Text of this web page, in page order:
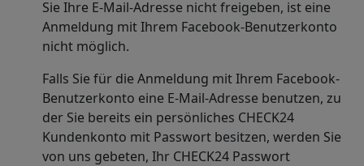
Sie Ihre E-Mail-Adresse nicht freigeben, ist eine
Anmeldung mit Ihrem Facebook-Benutzerkonto
nicht möglich.
Falls Sie für die Anmeldung mit Ihrem Facebook-
Benutzerkonto eine E-Mail-Adresse benutzen, zu
der Sie bereits ein persönliches CHECK24
Kundenkonto mit Passwort besitzen, werden Sie
von uns gebeten, Ihr CHECK24 Passwort